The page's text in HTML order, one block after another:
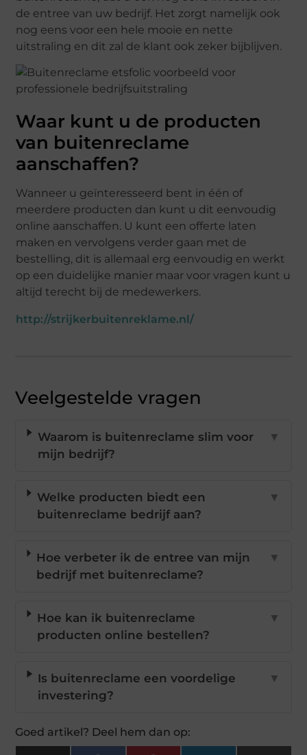
de entree van uw bedrijf. Het zorgt namelijk ook
nog eens voor een hele mooie en nette
uitstraling en dit zal de klant ook zeker bijblijven.
Waar kunt u de producten
van buitenreclame
aanschaffen?
Wanneer u geïnteresseerd bent in één of
meerdere producten dan kunt u dit eenvoudig
online aanschaffen. U kunt een offerte laten
maken en vervolgens verder gaan met de
bestelling, dit is allemaal erg eenvoudig en werkt
op een duidelijke manier maar voor vragen kunt u
altijd terecht bij de medewerkers.
http://strijkerbuitenreklame.nl/
Veelgestelde vragen
Waarom is buitenreclame slim voor
mijn bedrijf?
▼
Welke producten biedt een
buitenreclame bedrijf aan?
▼
Hoe verbeter ik de entree van mijn
bedrijf met buitenreclame?
▼
Hoe kan ik buitenreclame
producten online bestellen?
▼
Is buitenreclame een voordelige
investering?
▼
Goed artikel? Deel hem dan op: